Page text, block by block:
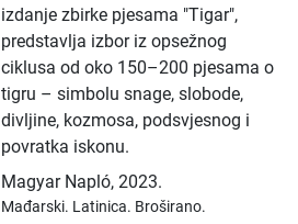
izdanje zbirke pjesama "Tigar",
predstavlja izbor iz opsežnog
ciklusa od oko 150–200 pjesama o
tigru – simbolu snage, slobode,
divljine, kozmosa, podsvjesnog i
povratka iskonu.
Magyar Napló,2023.
Mađarski. Latinica. Broširano.